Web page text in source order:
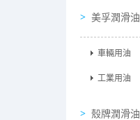
美孚潤滑油
車輛用油
工業用油
殼牌潤滑油